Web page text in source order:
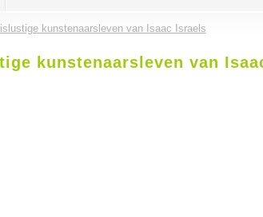
kunstenaarsleven van Isaac Israels
kunstenaarsleven van